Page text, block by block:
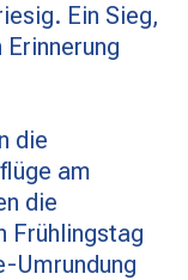
Ein Sieg,
die
am
die
Frühlingstag
Umrundung